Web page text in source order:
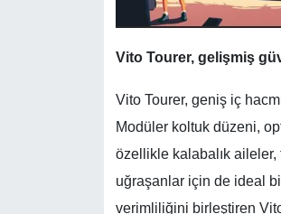
Vito Tourer, gelişmiş
Vito Tourer, geniş iç
Modüler koltuk düzeni,
özellikle kalabalık
uğraşanlar için de ideal
verimliliğini birleştiren